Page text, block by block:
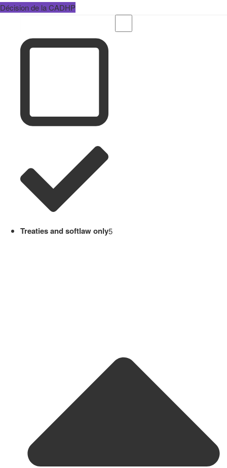
Décision de la CADHP
Treaties and softlaw only5